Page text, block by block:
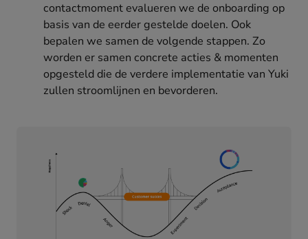
contactmoment evalueren we de onboarding op
basis van de eerder gestelde doelen. Ook
bepalen we samen de volgende stappen. Zo
worden er samen concrete acties & momenten
opgesteld die de verdere implementatie van Yuki
zullen stroomlijnen en bevorderen.